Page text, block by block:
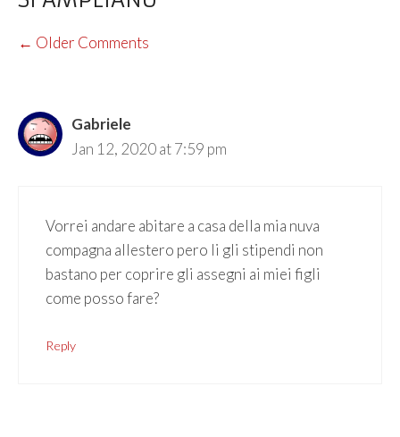
COMMENT
← Older Comments
Gabriele
Jan 12, 2020 at 7:59 pm
Vorrei andare abitare a casa della mia nuva
compagna allestero pero li gli stipendi non
bastano per coprire gli assegni ai miei figli
come posso fare?
Reply